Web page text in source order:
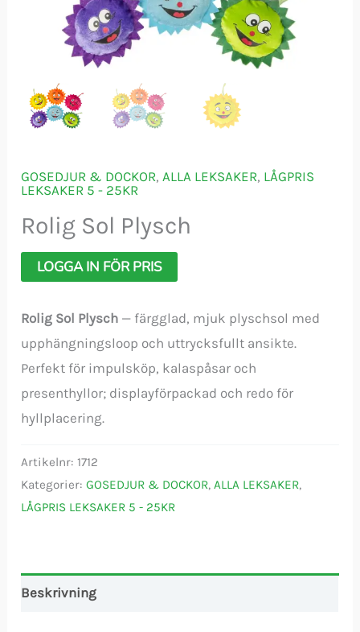
GOSEDJUR & DOCKOR, ALLA LEKSAKER, LÅGPRIS
LEKSAKER 5 - 25KR
Rolig Sol Plysch
LOGGA IN FÖR PRIS
Rolig Sol Plysch — färgglad, mjuk plyschsol med
upphängningsloop och uttrycksfullt ansikte.
Perfekt för impulsköp, kalaspåsar och
presenthyllor; displayförpackad och redo för
hyllplacering.
Artikelnr:1712
Kategorier:GOSEDJUR & DOCKOR,ALLA LEKSAKER,
LÅGPRIS LEKSAKER 5 - 25KR
Beskrivning